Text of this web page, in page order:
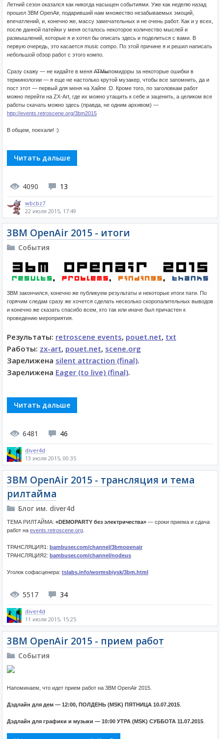
Летний сезон оказался как никогда насыщен событиями. Уже как неделю назад
прошел 3BM OpenAir, подаривший нам множество незабываемых эмоций,
впечатлений, и, конечно же, массу замечательных и не очень работ. Как и у всех,
после данной патейки у меня осталось некоторое количество мыслей и
размышлений, которые я и хотел бы описать здесь и поделиться с вами. В
первую очередь, это касается music compo. По этой причине я и решил написать
небольшой обзор работ с этого компо.
Сразу скажу — не кидайте в меня АТМыпомидоры за некоторые ошибки в
терминологии — я еще не настолько крутой музакер, чтобы все запомнить, да и
пост этот — первый для меня на Хайпе :D. Кроме того, по заголовкам работ
можно перейти на ZX-Art, где их можно утащить к себе и заценить, а целиком все
работы скачать можно здесь (правда, не одним архивом) —
http://events.retroscene.org/3bm2015
В общем, поехали! :)
Читать дальше
4090 13
wbcbz7
22 июля 2015, 17:49
3BM OpenAir 2015 - итоги
События
3BM закончился, конечно же публикуем результаты и некоторые итоги пати. По
горячим следам сразу же хочется сделать несколько скоропалительных выводов
и конечно же сказать спасибо всем, кто так или иначе был причастен к
проведению мероприятия.
Результаты: retroscene events, pouet.net, txt
Работы: zx-art, pouet.net, scene.org
Зарелижена silent attraction (final).
Зарелижена Eager (to live) (final).
Читать дальше
6481 46
diver4d
13 июля 2015, 00:35
3BM OpenAir 2015 - трансляция и тема
рилтайма
Блог им. diver4d
ТЕМА РИЛТАЙМА: «DEMOPARTY без электричества» — сроки приема и сдача
работ на events.retroscene.org
ТРАНСЛЯЦИЯ1: bambuser.com/channel/3bmopenair
ТРАНСЛЯЦИЯ2: bambuser.com/channel/nodeus
Уголок софасценера: tslabs.info/wormsbiysk/3bm.html
5517 34
diver4d
11 июля 2015, 15:25
3BM OpenAir 2015 - прием работ
События
Напоминаем, что идет прием работ на 3BM OpenAir 2015.
Дэдлайн для дем — 12:00, ПОЛДЕНЬ (MSK) ПЯТНИЦА 10.07.2015
Дэдлайн для графики и музыки — 10:00 УТРА (MSK) СУББОТА 11.07.2015